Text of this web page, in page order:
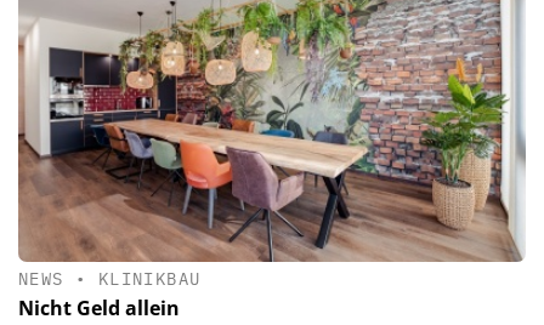
NEWS • KLINIKBAU
Nicht Geld allein